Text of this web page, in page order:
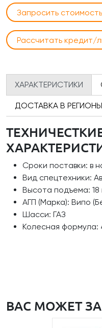
Запросить стоимость
Рассчитать кредит/
ХАРАКТЕРИСТИКИ
ДОСТАВКА В РЕГИОНЫ
Сроки поставки: в
Вид спецтехники:
Высота подъема: 18
АГП (Марка): Випо
Шасси: ГАЗ
Колесная формула:
ВАС МОЖЕТ